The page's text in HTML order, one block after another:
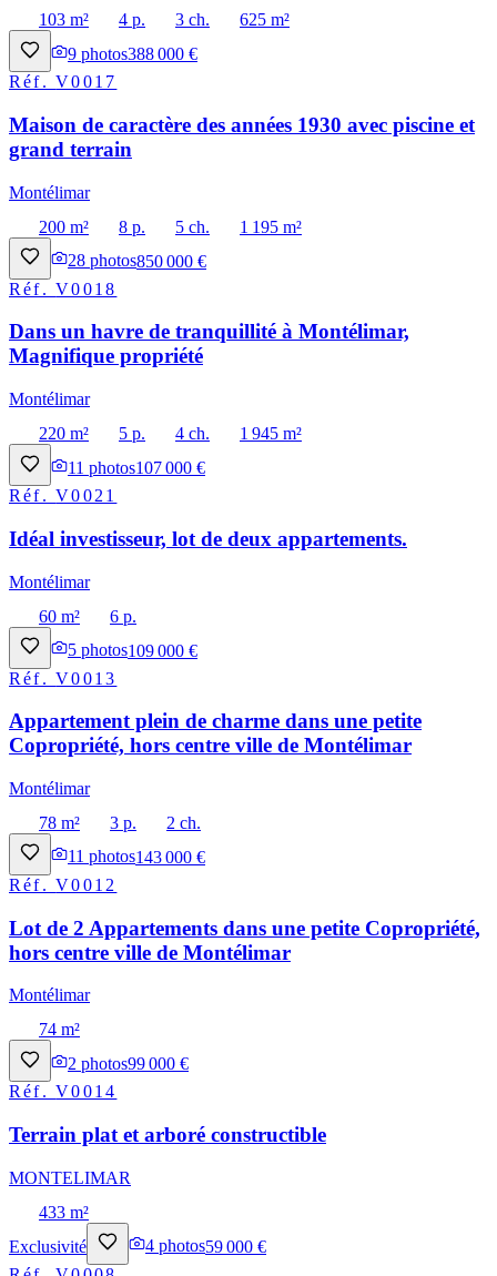
103 m²
4 p. 3 ch.
625 m²
9 photos388 000 €
Réf.V0017
Maison de caractère des années 1930 avec piscine et
grand terrain
Montélimar
200 m²
8 p. 5 ch.
1 195 m²
28 photos850 000 €
Réf.V0018
Dans un havre de tranquillité à Montélimar,
Magnifique propriété
Montélimar
220 m²
5 p. 4 ch.
1 945 m²
11 photos107 000 €
Réf.V0021
Idéal investisseur, lot de deux appartements.
Montélimar
60 m²
6 p.
5 photos109 000 €
Réf.V0013
Appartement plein de charme dans une petite
Copropriété, hors centre ville de Montélimar
Montélimar
78 m²
3 p.
2 ch.
11 photos143 000 €
Réf.V0012
Lot de 2 Appartements dans une petite Copropriété,
hors centre ville de Montélimar
Montélimar
74 m²
2 photos99 000 €
Réf.V0014
Terrain plat et arboré constructible
MONTELIMAR
433 m²
Exclusivité
4 photos59 000 €